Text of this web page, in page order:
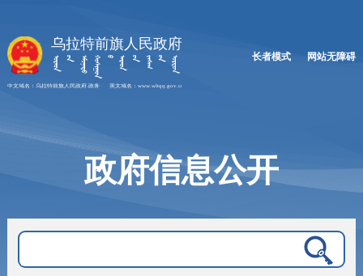
网站无障碍
长者模式
政府信息公开